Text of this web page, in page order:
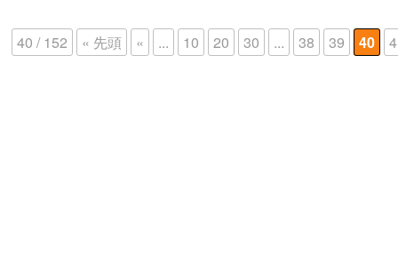
40 / 152 « 先頭 « ... 10 20 30 ... 38 39 40